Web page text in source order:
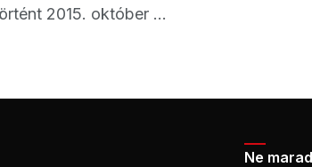
2015. október ...
Ne